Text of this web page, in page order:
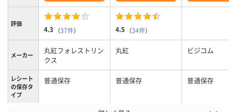
評価
4.3 （37件） 4.5 （34件）
メーカー
丸紅フォレストリン
クス
丸紅 ビジコム
レシート
の保存タ
イプ
普通保存 普通保存 普通保存